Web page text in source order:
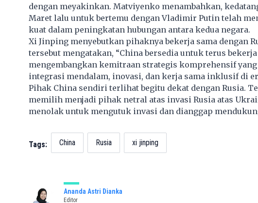
dengan meyakinkan. Matviyenko menambahkan,
Maret lalu untuk bertemu dengan Vladimir Putin telah
kuat dalam peningkatan hubungan antara kedua negara.
Xi Jinping menyebutkan pihaknya bekerja sama dengan
tersebut mengatakan, “China bersedia untuk terus
mengembangkan kemitraan strategis komprehensif
integrasi mendalam, inovasi, dan kerja sama inklusif di
Pihak China sendiri terlihat begitu dekat dengan Rusia.
memilih menjadi pihak netral atas invasi Rusia atas
menolak untuk mengutuk invasi dan dianggap
Tags: China Rusia xi jinping
Ananda Astri Dianka
Editor